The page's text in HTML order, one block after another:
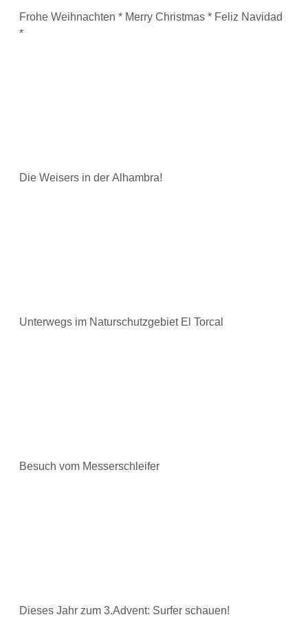
Frohe Weihnachten * Merry Christmas * Feliz Navidad
*
Die Weisers in der Alhambra!
Unterwegs im Naturschutzgebiet El Torcal
Besuch vom Messerschleifer
Dieses Jahr zum 3.Advent: Surfer schauen!